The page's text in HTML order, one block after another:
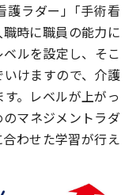
護ラダー」 「手術看
時に職員の能力に
ルを設定し、そこ
けますので、介護
。レベルが上がっ
マネジメントラダ
わせた学習が行え